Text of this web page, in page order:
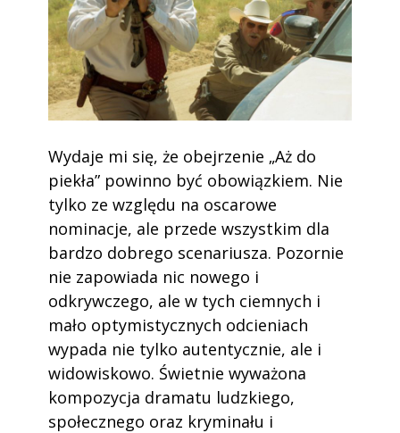
Wydaje mi się, że obejrzenie „Aż do
piekła” powinno być obowiązkiem. Nie
tylko ze względu na oscarowe
nominacje, ale przede wszystkim dla
bardzo dobrego scenariusza. Pozornie
nie zapowiada nic nowego i
odkrywczego, ale w tych ciemnych i
mało optymistycznych odcieniach
wypada nie tylko autentycznie, ale i
widowiskowo. Świetnie wyważona
kompozycja dramatu ludzkiego,
społecznego oraz kryminału i